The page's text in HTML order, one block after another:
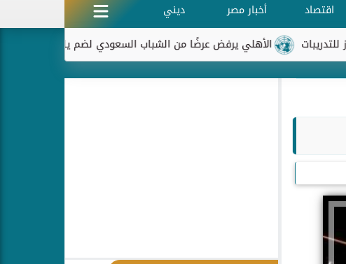
اقتصاد أخبار مصر
ديني
الأهلي يرفض عرضًا من الشباب السعودي لضم ياسر إبراهيم